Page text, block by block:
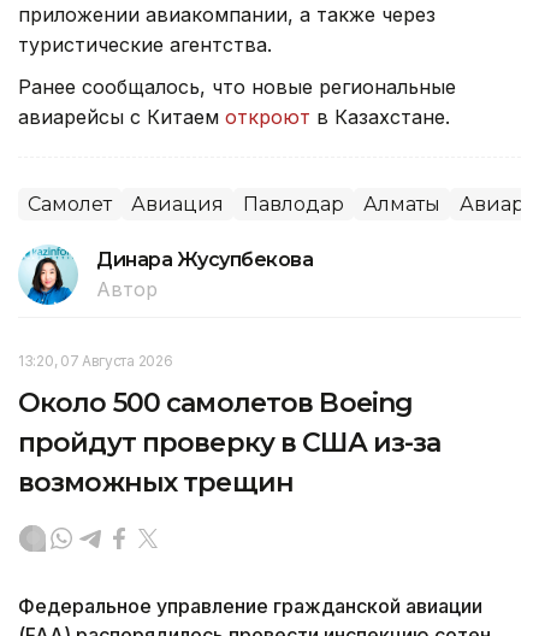
приложении авиакомпании, а также через
туристические агентства.
Ранее сообщалось, что новые региональные
авиарейсы с Китаем откроют в Казахстане.
Самолет Авиация Павлодар Алматы
Динара Жусупбекова
Автор
13:20, 07 Августа 2026
Около 500 самолетов Boeing
пройдут проверку в США из-за
возможных трещин
Федеральное управление гражданской авиации